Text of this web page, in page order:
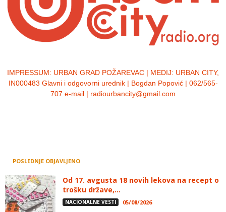
IMPRESSUM: URBAN GRAD POŽAREVAC | MEDIJ: URBAN CITY,
IN000483 Glavni i odgovorni urednik | Bogdan Popović | 062/565-
707 e-mail | radiourbancity@gmail.com
POSLEDNJE OBJAVLJENO
Od 17. avgusta 18 novih lekova na recept o
trošku države,...
NACIONALNE VESTI 05/08/2026